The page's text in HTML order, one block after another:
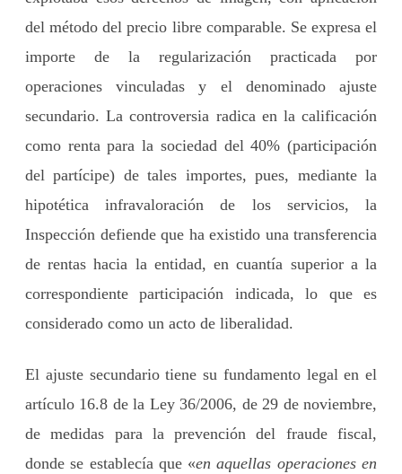
del método del precio libre comparable. Se expresa el
importe de la regularización practicada por
operaciones vinculadas y el denominado ajuste
secundario. La controversia radica en la calificación
como renta para la sociedad del 40% (participación
del partícipe) de tales importes, pues, mediante la
hipotética infravaloración de los servicios, la
Inspección defiende que ha existido una transferencia
de rentas hacia la entidad, en cuantía superior a la
correspondiente participación indicada, lo que es
considerado como un acto de liberalidad.
El ajuste secundario tiene su fundamento legal en el
artículo 16.8 de la Ley 36/2006, de 29 de noviembre,
de medidas para la prevención del fraude fiscal,
donde se establecía que «en aquellas operaciones en